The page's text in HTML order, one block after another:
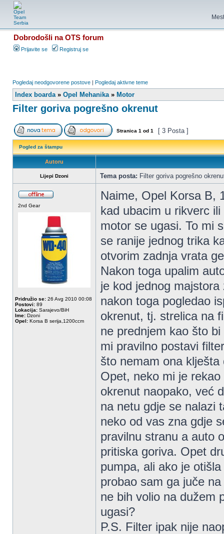
Dobrodošli na OTS forum
Prijavite se Registruj se
Pogledaj neodgovorene postove | Pogledaj aktivne teme
Index boarda» Opel Mehanika» Motor
Filter goriva pogrešno okrenut
Stranica 1 od 1 [ 3 Posta ]
Pogled za štampu
Autoru
Lijepi Dzoni Tema posta: Filter goriva pogrešno
2nd Gear
Pridružio se: 26 Avg 2010 00:08
Postovi: 89
Lokacija: Sarajevo/BiH
Ime: Dzoni
Opel: Korsa B serija,1200ccm
Naime, Opel Korsa B,
kad ubacim u rikverc
motor se ugasi. To mi
se ranije jednog trika
otvorim zadnja vrata
Nakon toga upalim
je kod jednog
nakon toga pogledao
okrenut, tj. strelica na
ne prednjem kao što
mi pravilno postavi
što nemam ona
Opet, neko mi je
okrenut naopako, već
na netu gdje se nalazi
neko od vas zna gdje
pravilnu stranu a auto
pritiska goriva. Opet
pumpa, ali ako je
probao sam ga juče
ne bih volio na dužem
ugasi?
P.S. Filter ipak nije